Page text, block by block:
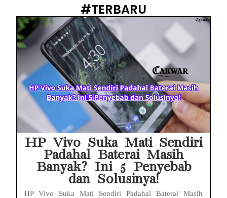
Febrie Adriansyah Ditahan, Mengapa Tanpa Rompi Pink? Ini Penjelasan dan Faktanya
Baterai Apple Watch Cepat Boros? Ini Penyebab dan Cara Mengatasinya
HP Huawei Cepat Panas? Ini Penyebab Utama dan Cara Mengatasinya
HP Realme Kena Air Tidak Bisa Dicas? Jangan Langsung Charge, Ini Solusinya
#TERBARU
HP Vivo Suka Mati Sendiri
Padahal Baterai Masih
Banyak? Ini 5 Penyebab
dan Solusinya!
HP Vivo Suka Mati Sendiri Padahal Baterai Masih